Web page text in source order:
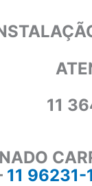
11
11 96231-